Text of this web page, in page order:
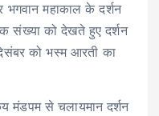
महाकाल के दर्शन
संख्या को देखते हुए दर्शन
को भस्म आरती का
मंडपम से चलायमान दर्शन